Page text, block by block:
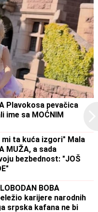
Plavokosa pevačica
ime sa MOĆNIM
mi ta kuća izgori" Mala
MUŽA, a sada
bezbednost: "JOŠ
BOBA
karijere narodnih
srpska kafana ne bi